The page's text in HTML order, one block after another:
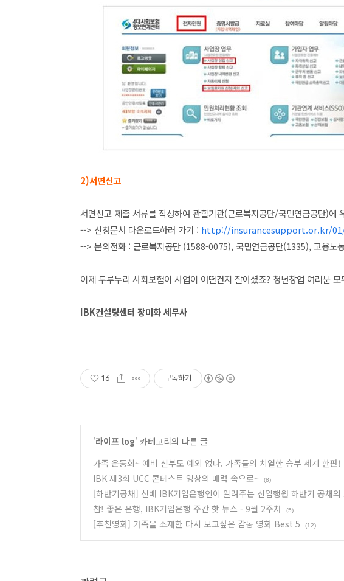
2)서면신고
서면신고 제출 서류를 작성하여 관할기관(근로복지공단/국민연금공단)에
--> 신청문서 다운로드하러 가기 : http://insurancesupport.or.kr/
--> 문의전화 : 근로복지공단 (1588-0075), 국민연금공단(1335), 고용노
이제 두루누리 사회보험이 사업이 어떤건지 잘아셨죠? 청년창업 여러분
IBK컨설팅센터 장미화 세무사
16 구독하기
'라이프 log' 카테고리의 다른 글
가족 운동회~ 예비 신부도 예외 없다. 가족들의 치열한 승부 세계 한판!
IBK 제3회 UCC 콘테스트 영상의 매력 속으로~ (8)
[하반기공채] 선배 IBK기업은행인이 알려주는 신입행원 하반기 공채의
참! 좋은 은행, IBK기업은행 주간 핫 뉴스 - 9월 2주차 (5)
[추천영화] 가족을 소재한 다시 보고싶은 감동 영화 Best 5 (12)